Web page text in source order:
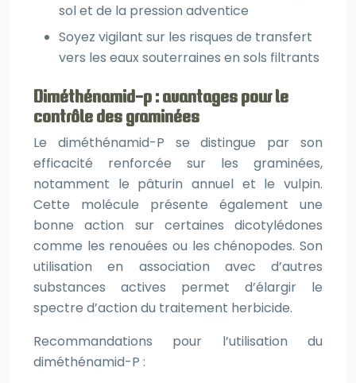
sol et de la pression adventice
Soyez vigilant sur les risques de transfert
vers les eaux souterraines en sols filtrants
Diméthénamid-p : avantages pour le
contrôle des graminées
Le diméthénamid-P se distingue par son
efficacité renforcée sur les graminées,
notamment le pâturin annuel et le vulpin.
Cette molécule présente également une
bonne action sur certaines dicotylédones
comme les renouées ou les chénopodes. Son
utilisation en association avec d’autres
substances actives permet d’élargir le
spectre d’action du traitement herbicide.
Recommandations pour l’utilisation du
diméthénamid-P :